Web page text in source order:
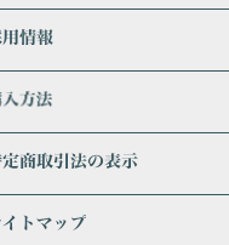
わせ
保護方針